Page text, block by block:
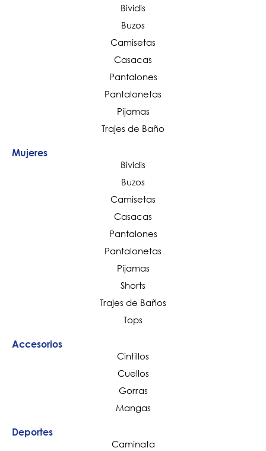
Bividis
Buzos
Camisetas
Casacas
Pantalones
Pantalonetas
Pijamas
Trajes de Baño
Mujeres
Bividis
Buzos
Camisetas
Casacas
Pantalones
Pantalonetas
Pijamas
Shorts
Trajes de Baños
Tops
Accesorios
Cintillos
Cuellos
Gorras
Mangas
Deportes
Caminata